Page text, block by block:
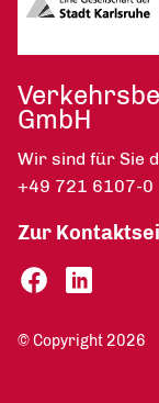
GmbH
Wir sind für Sie
+49 721 6107-0
Zur
© Copyright 2026